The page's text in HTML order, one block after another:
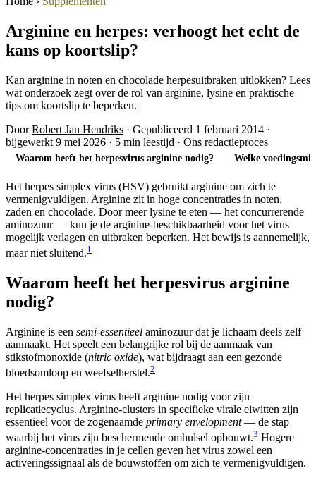
Arginine en herpes: verhoogt het echt de
kans op koortslip?
Kan arginine in noten en chocolade herpesuitbraken uitlokken? Lees
wat onderzoek zegt over de rol van arginine, lysine en praktische
tips om koortslip te beperken.
DoorRobert Jan Hendriks · Gepubliceerd 1 februari 2014 ·
bijgewerkt 9 mei 2026 · 5 min leestijd · Ons redactieproces
Waarom heeft het herpesvirus arginine nodig? Welke
Het herpes simplex virus (HSV) gebruikt arginine om zich te
vermenigvuldigen. Arginine zit in hoge concentraties in noten,
zaden en chocolade. Door meer lysine te eten — het concurrerende
aminozuur — kun je de arginine-beschikbaarheid voor het virus
mogelijk verlagen en uitbraken beperken. Het bewijs is aannemelijk,
maar niet sluitend.1
Waarom heeft het herpesvirus arginine
nodig?
Arginine is een semi-essentieel aminozuur dat je lichaam deels zelf
aanmaakt. Het speelt een belangrijke rol bij de aanmaak van
stikstofmonoxide (nitric oxide), wat bijdraagt aan een gezonde
bloedsomloop en weefselherstel.2
Het herpes simplex virus heeft arginine nodig voor zijn
replicatiecyclus. Arginine-clusters in specifieke virale eiwitten zijn
essentieel voor de zogenaamde primary envelopment— de stap
waarbij het virus zijn beschermende omhulsel opbouwt.3 Hogere
arginine-concentraties in je cellen geven het virus zowel een
activeringssignaal als de bouwstoffen om zich te vermenigvuldigen.